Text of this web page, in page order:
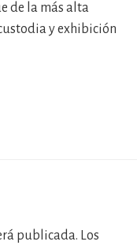
de la más alta
y exhibición
publicada. Los